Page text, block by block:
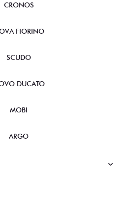
CRONOS
FIORINO
SCUDO
DUCATO
MOBI
ARGO